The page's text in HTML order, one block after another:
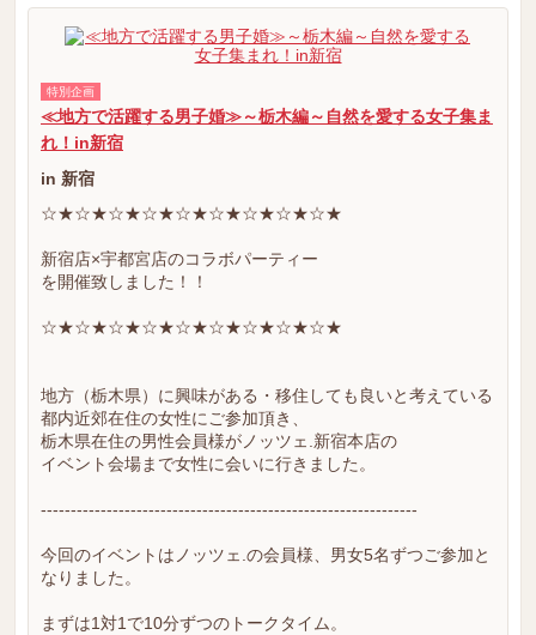
特別企画
≪地方で活躍する男子婚≫～栃木編～自然を愛する女子集ま
れ！in新宿
in 新宿
☆★☆★☆★☆★☆★☆★☆★☆★☆★
新宿店×宇都宮店のコラボパーティー
を開催致しました！！
☆★☆★☆★☆★☆★☆★☆★☆★☆★
地方（栃木県）に興味がある・移住しても良いと考えている
都内近郊在住の女性にご参加頂き、
栃木県在住の男性会員様がノッツェ.新宿本店の
イベント会場まで女性に会いに行きました。
---------------------------------------------------------------
今回のイベントはノッツェ.の会員様、男女5名ずつご参加と
なりました。
まずは1対1で10分ずつのトークタイム。